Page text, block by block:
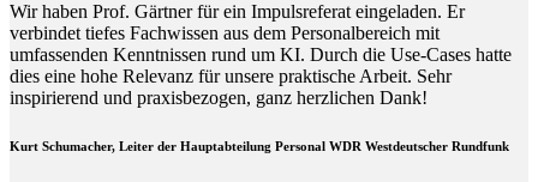
Wir haben Prof. Gärtner für ein Impulsreferat eingeladen. Er
verbindet tiefes Fachwissen aus dem Personalbereich mit
umfassenden Kenntnissen rund um KI. Durch die Use-Cases hatte
dies eine hohe Relevanz für unsere praktische Arbeit. Sehr
inspirierend und praxisbezogen, ganz herzlichen Dank!
Kurt Schumacher, Leiter der Hauptabteilung Personal WDR Westdeutscher Rundfunk